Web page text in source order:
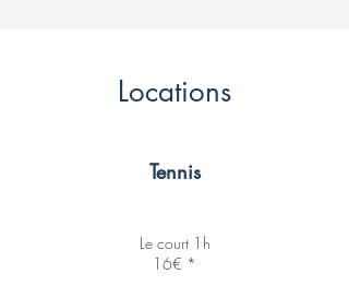
Locations
Tennis
Le court 1h
16€ *